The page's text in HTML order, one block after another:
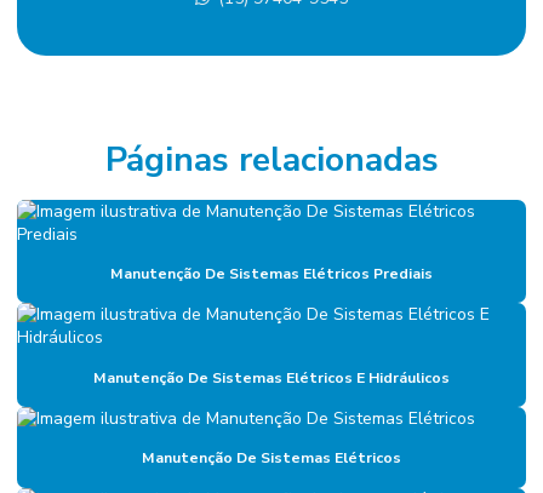
Empresa De Manutenção Predial
Empresa De Serviços De Manutenção
Empresa especializada em mão de obra terceirizada
Empresa de facilities
Empresa de facilities industrial
Empresa de gerenciamento de ativos
Empresa de gestão de ativos industriais
Empresa de gestão de manutenção
Páginas relacionadas
Manutenção De Sistemas Elétricos Prediais
Manutenção De Sistemas Elétricos E Hidráulicos
Manutenção De Sistemas Elétricos